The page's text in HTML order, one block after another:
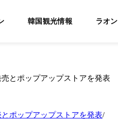
韓国観光情報 ラオン
ポップアップストアを発表/